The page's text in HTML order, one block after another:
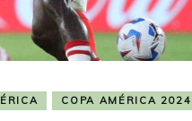
COPA AMÉRICA 2024